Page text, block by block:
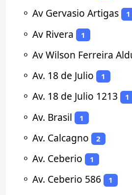
⚬ Av Gervasio Artigas 1
⚬ Av Rivera 1
⚬ Av Wilson Ferreira
⚬ Av. 18 de Julio 1
⚬ Av. 18 de Julio 1213 1
⚬ Av. Brasil 1
⚬ Av. Calcagno 2
⚬ Av. Ceberio 1
⚬ Av. Ceberio 586 1